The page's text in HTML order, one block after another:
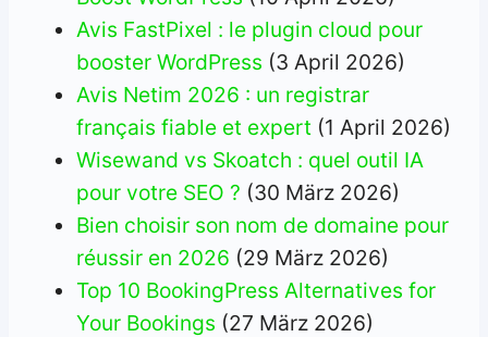
Avis FastPixel : le plugin cloud pour
booster WordPress (3 April 2026)
Avis Netim 2026 : un registrar
français fiable et expert (1 April 2026)
Wisewand vs Skoatch : quel outil IA
pour votre SEO ? (30 März 2026)
Bien choisir son nom de domaine pour
réussir en 2026 (29 März 2026)
Top 10 BookingPress Alternatives for
Your Bookings (27 März 2026)